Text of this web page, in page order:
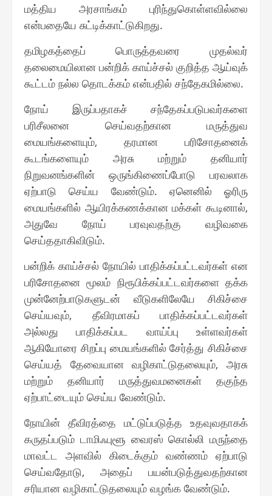
மத்திய அரசாங்கம் புரிந்துகொள்ளவில்லை
என்பதையே சுட்டிக்காட்டுகிறது.
தமிழகத்தைப் பொருத்தவரை முதல்வர்
தலைமையிலான பன்றிக் காய்ச்சல் குறித்த ஆய்வுக்
கூட்டம் நல்ல தொடக்கம் என்பதில் சந்தேகமில்லை.
நோய் இருப்பதாகச் சந்தேகப்படுபவர்களை
பரிசீலனை செய்வதற்கான மருத்துவ
மையங்களையும், தரமான பரிசோதனைக்
கூடங்களையும் அரசு மற்றும் தனியார்
நிறுவனங்களின் ஒருங்கிணைப்போடு பரவலாக
ஏற்பாடு செய்ய வேண்டும். ஏனெனில் ஓரிரு
மையங்களில் ஆயிரக்கணக்கான மக்கள் கூடினால்,
அதுவே நோய் பரவுவதற்கு வழிவகை
செய்ததாகிவிடும்.
பன்றிக் காய்ச்சல் நோயில் பாதிக்கப்பட்டவர்கள் என
பரிசோதனை மூலம் நிரூபிக்கப்பட்டவர்களை தக்க
முன்னேற்பாடுகளுடன் வீடுகளிலேயே சிகிச்சை
செய்யவும், தீவிரமாகப் பாதிக்கப்பட்டவர்கள்
அல்லது பாதிக்கப்பட வாய்ப்பு உள்ளவர்கள்
ஆகியோரை சிறப்பு மையங்களில் சேர்த்து சிகிச்சை
செய்யத் தேவையான வழிகாட்டுதலையும், அரசு
மற்றும் தனியார் மருத்துவமனைகள் தகுந்த
ஏற்பாட்டையும் செய்ய வேண்டும்.
நோயின் தீவிரத்தை மட்டுப்படுத்த உதவுவதாகக்
கருதப்படும் டாமிஃபுளூ வைரஸ் கொல்லி மருந்தை
மாவட்ட அளவில் கிடைக்கும் வண்ணம் ஏற்பாடு
செய்வதோடு, அதைப் பயன்படுத்துவதற்கான
சரியான வழிகாட்டுதலையும் வழங்க வேண்டும்.